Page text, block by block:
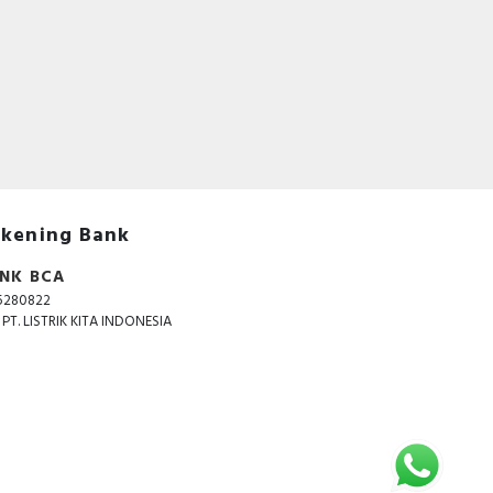
Bank
BCA
LISTRIK KITA INDONESIA